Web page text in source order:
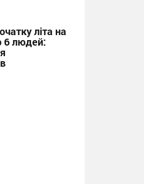
літа на
6 людей: